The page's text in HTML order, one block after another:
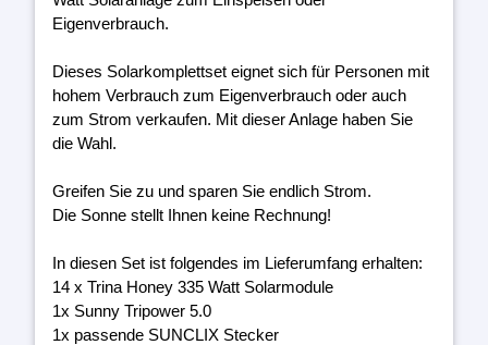
Eigenverbrauch.
Dieses Solarkomplettset eignet sich für Personen mit
hohem Verbrauch zum Eigenverbrauch oder auch
zum Strom verkaufen. Mit dieser Anlage haben Sie
die Wahl.
Greifen Sie zu und sparen Sie endlich Strom.
Die Sonne stellt Ihnen keine Rechnung!
In diesen Set ist folgendes im Lieferumfang erhalten:
14 x Trina Honey 335 Watt Solarmodule
1x Sunny Tripower 5.0
1x passende SUNCLIX Stecker